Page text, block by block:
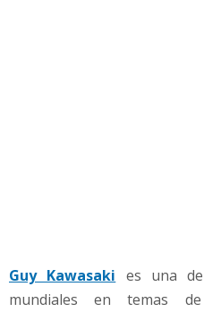
R
e
Guy Kawasaki es una
mundiales en temas